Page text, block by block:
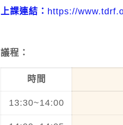
上課連結： https://
議程：
時間
13:30~14:00